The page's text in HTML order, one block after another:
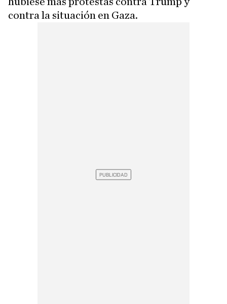
contra la situación en Gaza.